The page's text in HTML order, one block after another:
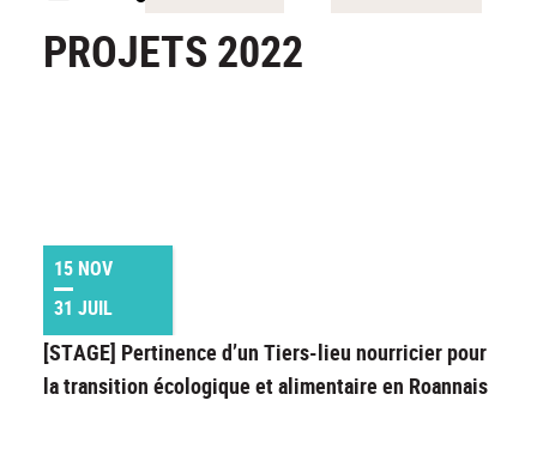
PROJETS 2022
15 NOV
31 JUIL
[STAGE] Pertinence d’un Tiers-lieu nourricier pour
la transition écologique et alimentaire en Roannais